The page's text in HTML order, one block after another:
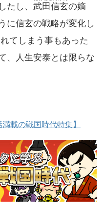
たし、 武田信玄の嫡
に信玄の戦略が変化し
てしまう事もあった
、人生安泰とは限らな
載の戦国時代特集】